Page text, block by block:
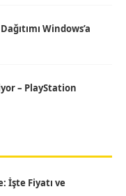
Windows’a
– PlayStation
İşte Fiyatı ve